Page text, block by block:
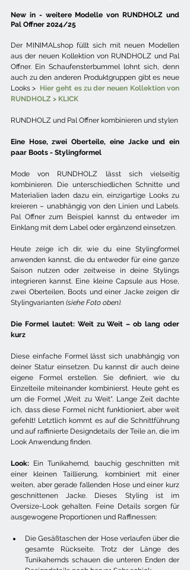
New in - weitere Modelle von RUNDHOLZ und
Pal Offner 2024/25
Der MINIMALshop füllt sich mit neuen Modellen
aus der neuen Kollektion von RUNDHOLZ und Pal
Offner. Ein Schaufensterbummel lohnt sich, denn
auch zu den anderen Produktgruppen gibt es neue
Looks > Hier geht es zu der neuen Kollektion von
RUNDHOLZ > KLICK
RUNDHOLZ und Pal Offner kombinieren und stylen
Eine Hose, zwei Oberteile, eine Jacke und ein
paar Boots - Stylingformel
Mode von RUNDHOLZ lässt sich vielseitig
kombinieren. Die unterschiedlichen Schnitte und
Materialien laden dazu ein, einzigartige Looks zu
kreieren – unabhängig von den Linien und Labels.
Pal Offner zum Beispiel kannst du entweder im
Einklang mit dem Label oder ergänzend einsetzen.
Heute zeige ich dir, wie du eine Stylingformel
anwenden kannst, die du entweder für eine ganze
Saison nutzen oder zeitweise in deine Stylings
integrieren kannst. Eine kleine Capsule aus Hose,
zwei Oberteilen, Boots und einer Jacke zeigen dir
Stylingvarianten (siehe Foto oben).
Die Formel lautet: Weit zu Weit – ob lang oder
kurz
Diese einfache Formel lässt sich unabhängig von
deiner Statur einsetzen. Du kannst dir auch deine
eigene Formel erstellen. Sie definiert, wie du
Einzelteile miteinander kombinierst. Heute geht es
um die Formel „Weit zu Weit“. Lange Zeit dachte
ich, dass diese Formel nicht funktioniert, aber weit
gefehlt! Letztlich kommt es auf die Schnittführung
und auf raffinierte Designdetails der Teile an, die im
Look Anwendung finden.
Look: Ein Tunikahemd, bauchig geschnitten mit
einer kleinen Taillierung, kombiniert mit einer
weiten, aber gerade fallenden Hose und einer kurz
geschnittenen Jacke. Dieses Styling ist im
Oversize-Look gehalten. Feine Details sorgen für
ausgewogene Proportionen und Raffinessen:
Die Gesäßtaschen der Hose verlaufen über die
gesamte Rückseite. Trotz der Länge des
Tunikahemds schauen die unteren Enden der